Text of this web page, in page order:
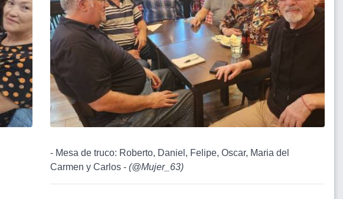
- Mesa de truco: Roberto, Daniel, Felipe, Oscar, Maria del
Carmen y Carlos - (@Mujer_63)